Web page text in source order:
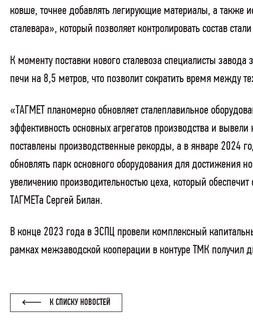
ковше, точнее добавлять легирующие материалы, а также
сталевара», который позволяет контролировать состав
К моменту поставки нового сталевоза специалисты
печи на 8,5 метров, что позволит сократить время между
«ТАГМЕТ планомерно обновляет сталеплавильное
эффективность основных агрегатов производства и
поставлены производственные рекорды, а в январе
обновлять парк основного оборудования для достижения
увеличению производительностью цеха, который
ТАГМЕТа Сергей Билан.
В конце 2023 года в ЭСПЦ провели комплексный
рамках межзаводской кооперации в контуре ТМК получил
К СПИСКУ НОВОСТЕЙ